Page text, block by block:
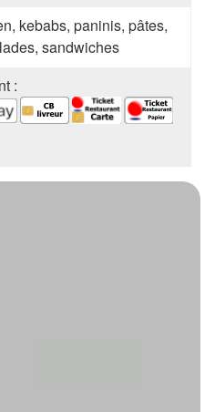
kebabs, paninis, pâtes,
sandwiches
: